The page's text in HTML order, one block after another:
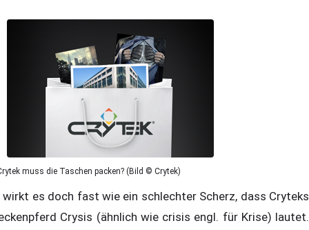
muss die Taschen packen? (Bild © Crytek)
wirkt es doch fast wie ein schlechter Scherz, dass Cryteks
Crysis (ähnlich wie crisis engl. für Krise) lautet.